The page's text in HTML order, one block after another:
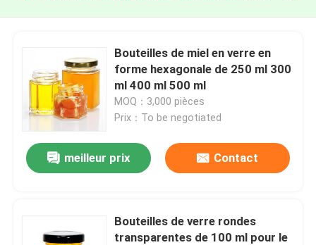
Bouteilles de miel en verre en
forme hexagonale de 250 ml 300
ml 400 ml 500 ml
MOQ：3,000 pièces
Prix：To be negotiated
meilleur prix Contact
Bouteilles de verre rondes
transparentes de 100 ml pour le